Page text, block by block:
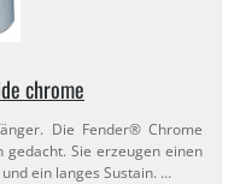
chrome
Die Fender® Chrome
Sie erzeugen einen
ein langes Sustain. …